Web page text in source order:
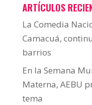
ARTÍCULOS
La Comedia
Camacuá,
barrios
En la Semana
Materna, AEBU
tema